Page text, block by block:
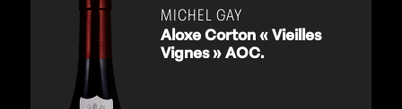
MICHEL GAY
Aloxe Corton « Vieilles
Vignes » AOC.